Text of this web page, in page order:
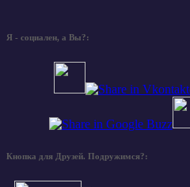
Я - социален, а Вы?:
Кнопка для Друзей. Подружимся?: